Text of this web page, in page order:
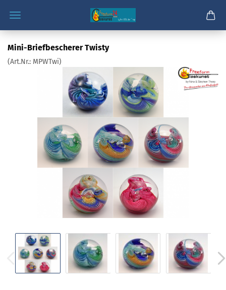
Mini-Briefbescherer Twisty
(Art.Nr.: MPWTwi)